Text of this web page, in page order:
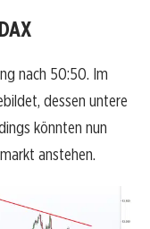
nach 50:50. Im
dessen untere
könnten nun
anstehen.